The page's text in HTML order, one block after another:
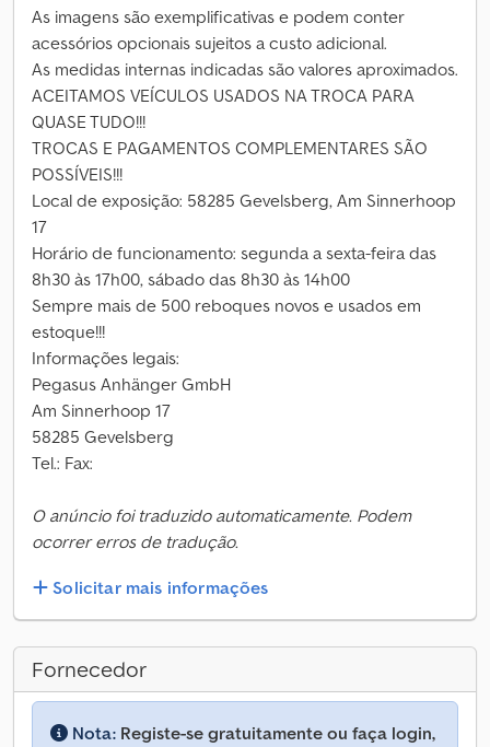
As imagens são exemplificativas e podem conter
acessórios opcionais sujeitos a custo adicional.
As medidas internas indicadas são valores aproximados.
ACEITAMOS VEÍCULOS USADOS NA TROCA PARA
QUASE TUDO!!!
TROCAS E PAGAMENTOS COMPLEMENTARES SÃO
POSSÍVEIS!!!
Local de exposição: 58285 Gevelsberg, Am Sinnerhoop
17
Horário de funcionamento: segunda a sexta-feira das
8h30 às 17h00, sábado das 8h30 às 14h00
Sempre mais de 500 reboques novos e usados em
estoque!!!
Informações legais:
Pegasus Anhänger GmbH
Am Sinnerhoop 17
58285 Gevelsberg
Tel.: Fax:
O anúncio foi traduzido automaticamente. Podem
ocorrer erros de tradução.
Solicitar mais informações
Fornecedor
Nota: Registe-se gratuitamente ou faça login,